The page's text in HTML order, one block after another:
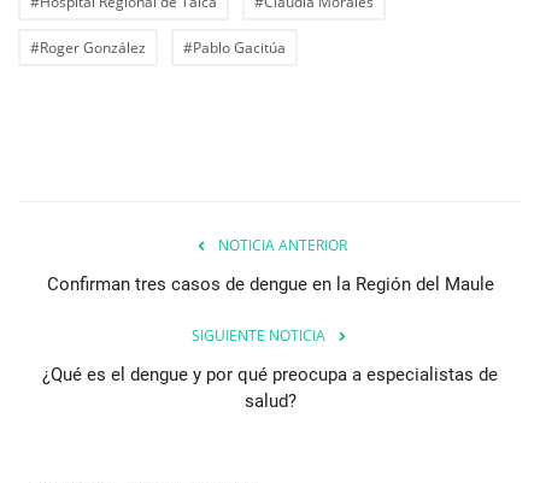
#Roger González #Pablo Gacitúa
NOTICIA ANTERIOR
Confirman tres casos de dengue en la Región del Maule
SIGUIENTE NOTICIA
¿Qué es el dengue y por qué preocupa a especialistas de
salud?